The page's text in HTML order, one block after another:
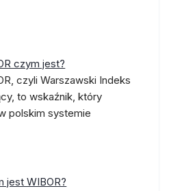
czym jest?
czyli Warszawski Indeks
to wskaźnik, który
polskim systemie
jest WIBOR?